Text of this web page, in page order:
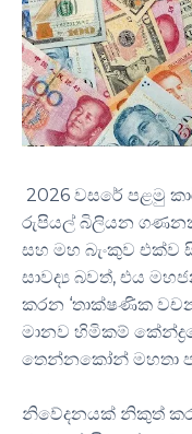
2026 වසරේ පළමු
රුපියල් බිලියන
සහ මහ බැංකුව එක්ව
සාවද්‍ය බවත්, එය
කරන ‘තාක්ෂණික
මානව හිමිකම්
තෙන්නකෝන් මහතා
නිවේදනයක් නිකුත්